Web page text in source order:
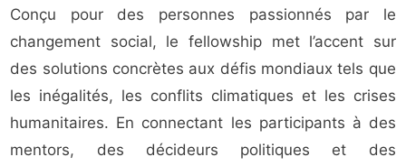
Conçu pour des personnes passionnés par le
changement social, le fellowship met l’accent sur
des solutions concrètes aux défis mondiaux tels que
les inégalités, les conflits climatiques et les crises
humanitaires. En connectant les participants à des
mentors, des décideurs politiques et des